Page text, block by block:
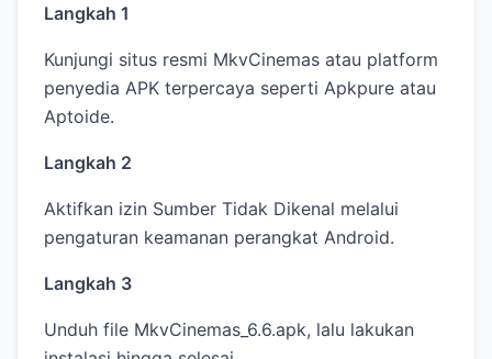
Langkah 1
Kunjungi situs resmi MkvCinemas atau platform
penyedia APK terpercaya seperti Apkpure atau
Aptoide.
Langkah 2
Aktifkan izin Sumber Tidak Dikenal melalui
pengaturan keamanan perangkat Android.
Langkah 3
Unduh file MkvCinemas_6.6.apk, lalu lakukan